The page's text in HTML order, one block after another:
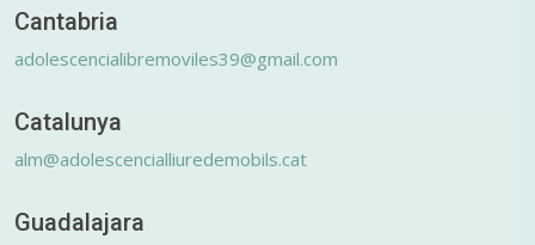
Cantabria
adolescencialibremoviles39@gmail.com
Catalunya
alm@adolescencialliuredemobils.cat
Guadalajara